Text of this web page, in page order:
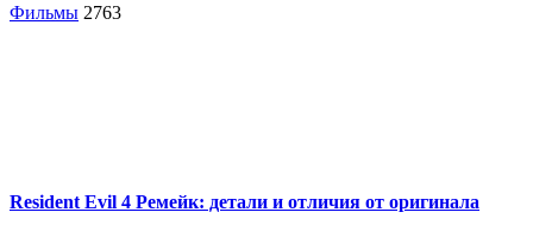
Фильмы 2763
Resident Evil 4 Ремейк: детали и отличия от оригинала